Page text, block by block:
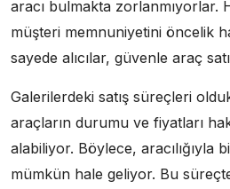
aracı bulmakta zorlanmıyorlar.
müşteri memnuniyetini öncelik
sayede alıcılar, güvenle araç
Galerilerdeki satış süreçleri
araçların durumu ve fiyatları
alabiliyor. Böylece, aracılığıyla
mümkün hale geliyor. Bu